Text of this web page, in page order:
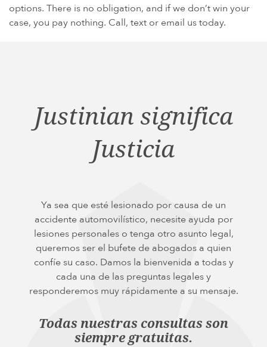
options. There is no obligation, and if we don’t win your
case, you pay nothing. Call, text or email us today.
Justinian significa
Justicia
Ya sea que esté lesionado por causa de un
accidente automovilístico, necesite ayuda por
lesiones personales o tenga otro asunto legal,
queremos ser el bufete de abogados a quien
confíe su caso. Damos la bienvenida a todas y
cada una de las preguntas legales y
responderemos muy rápidamente a su mensaje.
Todas nuestras consultas son
siempre gratuitas.